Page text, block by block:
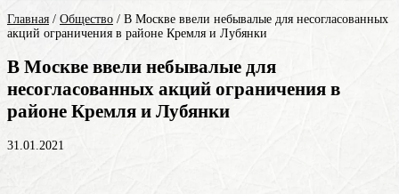
Главная / Общество / В Москве ввели небывалые для несогласованных
акций ограничения в районе Кремля и Лубянки
В Москве ввели небывалые для
несогласованных акций ограничения в
районе Кремля и Лубянки
31.01.2021